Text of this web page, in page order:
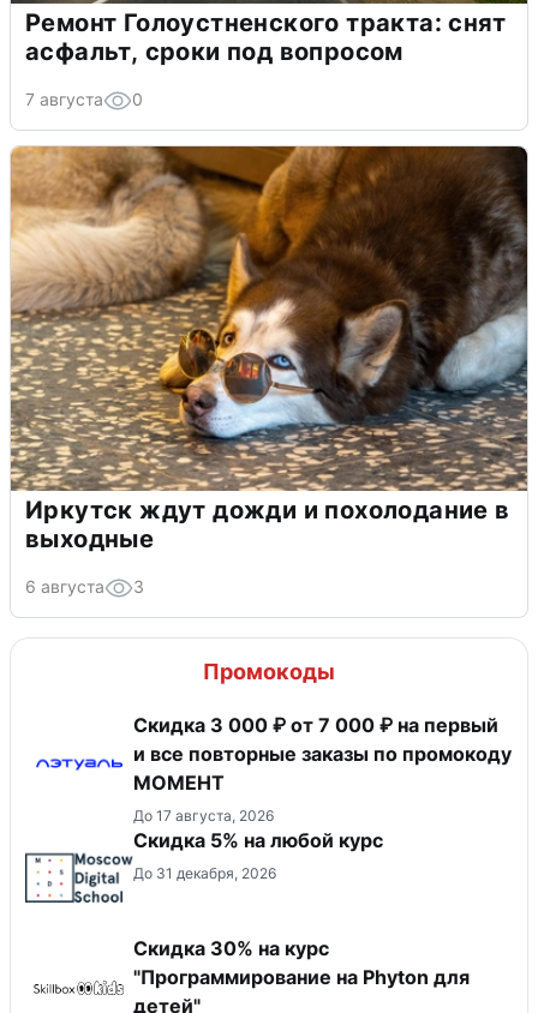
Ремонт Голоустненского тракта: снят
асфальт, сроки под вопросом
7 августа 0
Иркутск ждут дожди и похолодание в
выходные
6 августа 3
Промокоды
Скидка 3 000 ₽ от 7 000 ₽ на первый
и все повторные заказы по промокоду
МОМЕНТ
До 17 августа, 2026
Скидка 5% на любой курс
До 31 декабря, 2026
Скидка 30% на курс
"Программирование на Phyton для
детей"